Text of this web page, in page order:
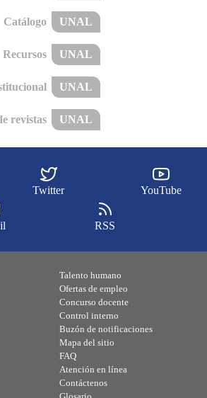
Catálogo UNAL
Recursos UNAL
UNAL
revistas UNAL
Twitter YouTube
RSS
Talento humano
Ofertas de empleo
Concurso docente
Control interno
Buzón de notificaciones
Mapa del sitio
FAQ
Atención en línea
Contáctenos